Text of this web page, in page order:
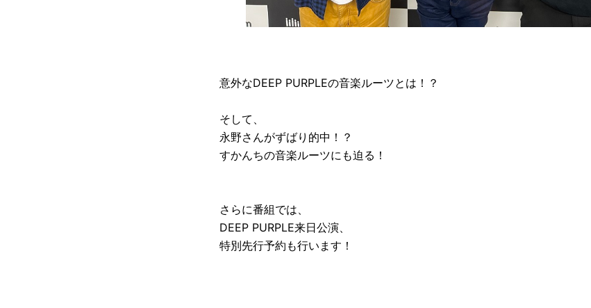
意外なDEEP PURPLEの音楽ルーツとは！？
そして、
永野さんがずばり的中！？
すかんちの音楽ルーツにも迫る！
さらに番組では、
DEEP PURPLE来日公演、
特別先行予約も行います！